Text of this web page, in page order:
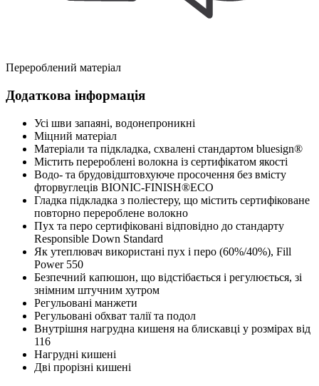
Перероблений матеріал
Додаткова інформація
Усі шви запаяні, водонепроникні
Міцний матеріал
Матеріали та підкладка, схвалені стандартом bluesign®
Містить перероблені волокна із сертифікатом якості
Водо- та брудовідштовхуюче просочення без вмісту
фторвуглеців BIONIC-FINISH®ECO
Гладка підкладка з поліестеру, що містить сертифіковане
повторно перероблене волокно
Пух та перо сертифіковані відповідно до стандарту
Responsible Down Standard
Як утеплювач використані пух і перо (60%/40%), Fill
Power 550
Безпечний капюшон, що відстібається і регулюється, зі
знімним штучним хутром
Регульовані манжети
Регульовані обхват талії та подол
Внутрішня нагрудна кишеня на блискавці у розмірах від
116
Нагрудні кишені
Дві прорізні кишені